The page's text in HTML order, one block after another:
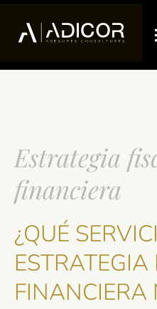
Estrategia
financiera
¿QUÉ
ESTRATEGIA
FINANCIERA